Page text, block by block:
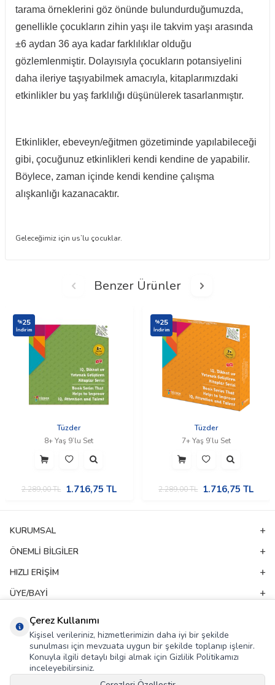
tarama örneklerini göz önünde bulundurduğumuzda,
genellikle çocukların zihin yaşı ile takvim yaşı arasında
±6 aydan 36 aya kadar farklılıklar olduğu
gözlemlenmiştir. Dolayısıyla çocukların potansiyelini
daha ileriye taşıyabilmek amacıyla, kitaplarımızdaki
etkinlikler bu yaş farklılığı düşünülerek tasarlanmıştır.
Etkinlikler, ebeveyn/eğitmen gözetiminde yapılabileceği
gibi, çocuğunuz etkinlikleri kendi kendine de yapabilir.
Böylece, zaman içinde kendi kendine çalışma
alışkanlığı kazanacaktır.
Geleceğimiz için us’lu çocuklar.
Benzer Ürünler
%25
İndirim
Tüzder
8+ Yaş 9’lu Set
2.289,00TL 1.716,75 TL
%25
İndirim
Tüzder
7+ Yaş 9’lu Set
2.289,00TL 1.716,75 TL
KURUMSAL
ÖNEMLI BILGILER
HIZLI ERIŞIM
ÜYE/BAYI
E-Bülten Aboneliği
Kampanya ve yeniliklerden haberdar olmak için e-bültenimize abone olun!
Çerez Kullanımı
Kişisel verileriniz, hizmetlerimizin daha iyi bir şekilde
sunulması için mevzuata uygun bir şekilde toplanıp işlenir.
Konuyla ilgili detaylı bilgi almak için Gizlilik Politikamızı
inceleyebilirsiniz.